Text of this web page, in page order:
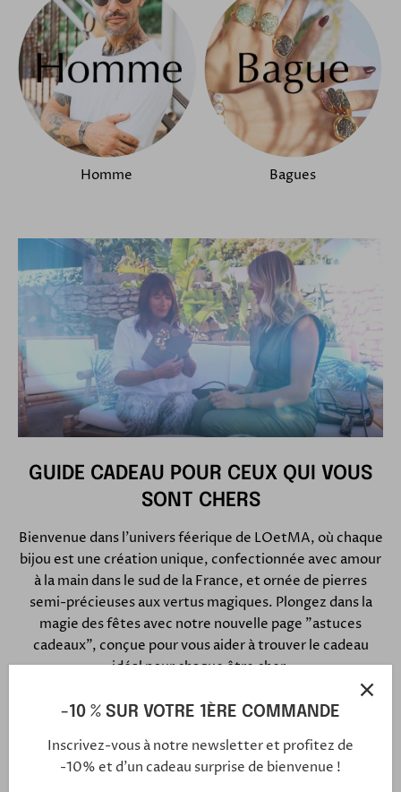
Homme Bagues
GUIDE CADEAU POUR CEUX QUI VOUS
SONT CHERS
Bienvenue dans l'univers féerique de LOetMA, où chaque
bijou est une création unique, confectionnée avec amour
à la main dans le sud de la France, et ornée de pierres
semi-précieuses aux vertus magiques. Plongez dans la
magie des fêtes avec notre nouvelle page "astuces
cadeaux", conçue pour vous aider à trouver le cadeau
idéal pour chaque être cher.
Découvrez notre guide CADEAUX
VOS COUPS DE COEUR
-10 % SUR VOTRE 1ÈRE COMMANDE
Inscrivez-vous à notre newsletter et profitez de
-10% et d'un cadeau surprise de bienvenue !